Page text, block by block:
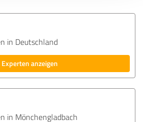
in Deutschland
Experten anzeigen
in Mönchengladbach